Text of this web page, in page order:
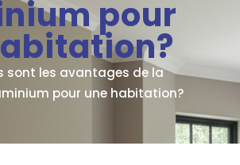
pour
sont les avantages de la
pour une habitation?